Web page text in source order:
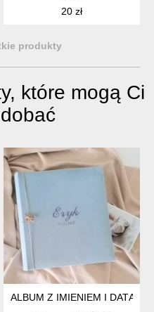
20 zł
produkty
które mogą Ci
POTTERKĄ
ALBUM Z IMIENIEM I DATĄ